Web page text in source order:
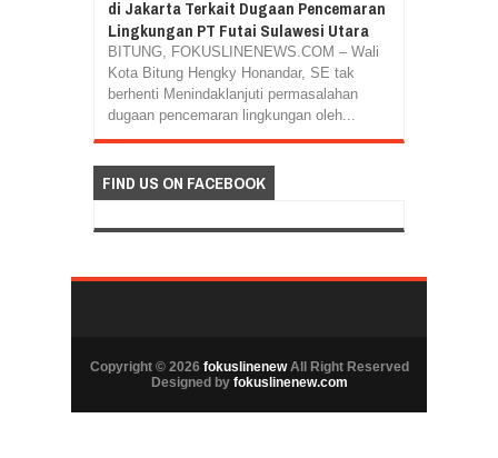
di Jakarta Terkait Dugaan Pencemaran
Lingkungan PT Futai Sulawesi Utara
BITUNG, FOKUSLINENEWS.COM – Wali
Kota Bitung Hengky Honandar, SE tak
berhenti Menindaklanjuti permasalahan
dugaan pencemaran lingkungan oleh...
FIND US ON FACEBOOK
Copyright © 2026 fokuslinenewAll Right Reserved
Designed by fokuslinenew.com